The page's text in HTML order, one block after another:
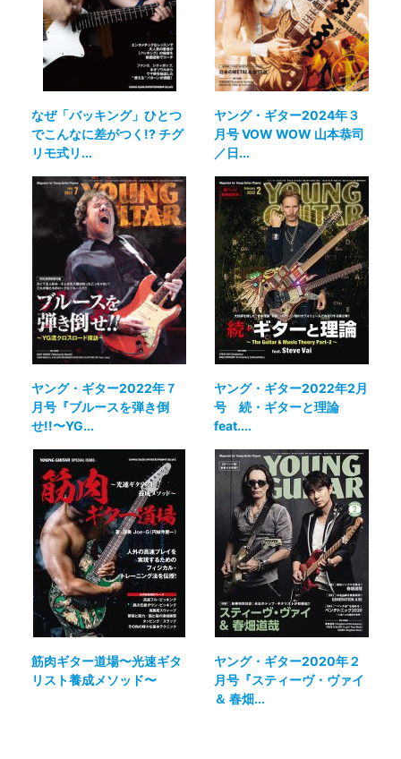
なぜ「バッキング」ひとつ
でこんなに差がつく!? チグ
リモ式リ...
ヤング・ギター2024年３
月号 VOW WOW 山本恭司
／日...
ヤング・ギター2022年７
月号『ブルースを弾き倒
せ!!〜YG...
ヤング・ギター2022年2月
号 続・ギターと理論
feat....
筋肉ギター道場〜光速ギタ
リスト養成メソッド〜
ヤング・ギター2020年２
月号『スティーヴ・ヴァイ
＆ 春畑...